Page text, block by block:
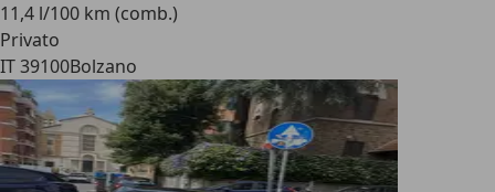
11,4 l/100 km (comb.)
Privato
IT 39100Bolzano